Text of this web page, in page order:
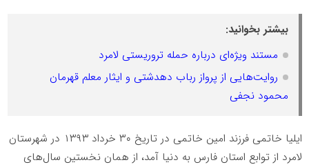
بیشتر بخوانید:
مستند ویژه‌ای درباره حمله تروریستی لامرد
روایت‌هایی از پرواز رباب دهدشتی و ایثار معلم قهرمان
محمود نجفی
ایلیا خاتمی فرزند امین خاتمی در تاریخ ۳۰ خرداد ۱۳۹۳ در شهرستان
لامرد از توابع استان فارس به دنیا آمد، از همان نخستین سال‌های